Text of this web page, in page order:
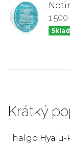
1 500
Krátký
Thalgo